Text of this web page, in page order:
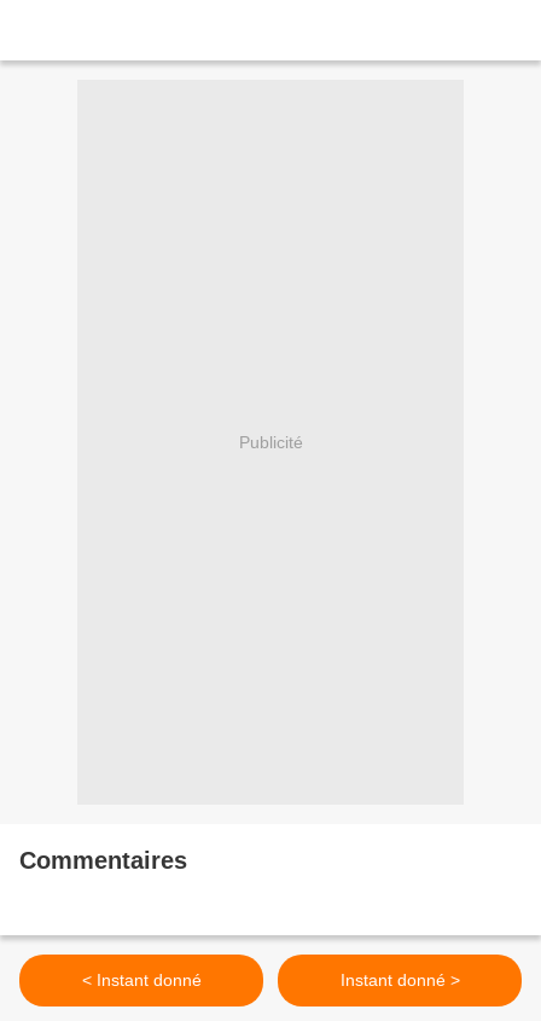
Publicité
Commentaires
< Instant donné Instant donné >